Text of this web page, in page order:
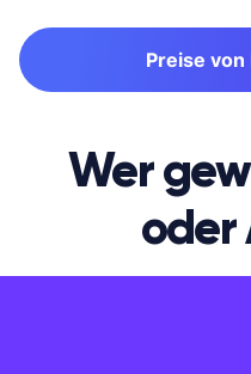
Preise von
Wer
oder